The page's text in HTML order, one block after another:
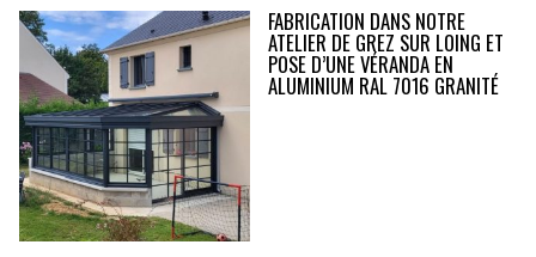
FABRICATION DANS NOTRE
ATELIER DE GREZ SUR LOING ET
POSE D’UNE VÉRANDA EN
ALUMINIUM RAL 7016 GRANITÉ